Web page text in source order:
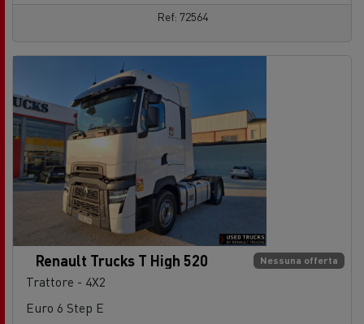
Ref: 72564
Nessuna offerta
Renault Trucks T High 520
Trattore - 4X2
Euro 6 Step E